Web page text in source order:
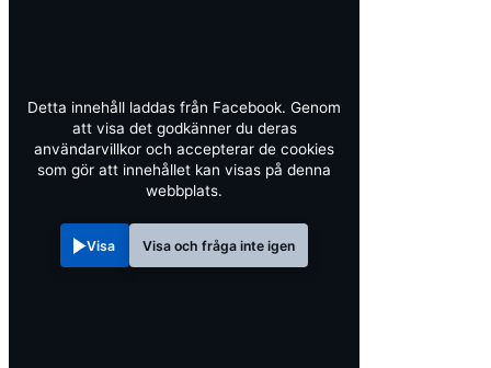
Detta innehåll laddas från Facebook. Genom
att visa det godkänner du deras
användarvillkor och accepterar de cookies
som gör att innehållet kan visas på denna
webbplats.
Visa Visa och fråga inte igen